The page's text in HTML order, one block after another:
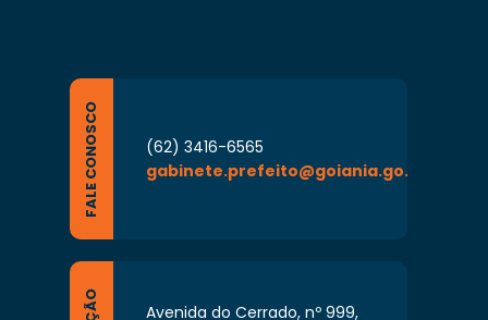
FALE CONOSCO
(62) 3416-6565
gabinete.prefeito@goiania.go.gov.br
Avenida do Cerrado, nº 999,